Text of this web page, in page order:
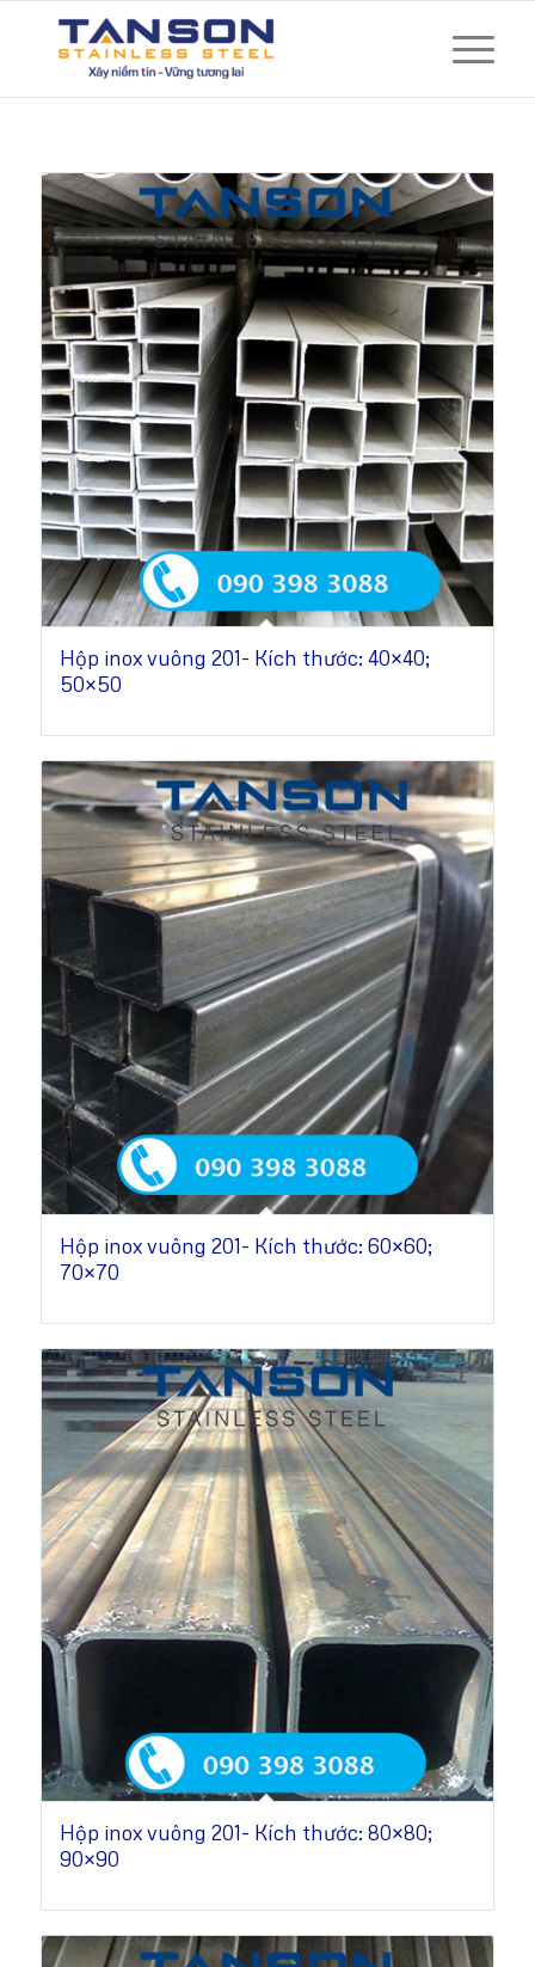
Hộp inox vuông 201- Kích thước: 40×40;
50×50
Hộp inox vuông 201- Kích thước: 60×60;
70×70
Hộp inox vuông 201- Kích thước: 80×80;
90×90